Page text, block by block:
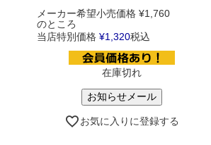
メーカー希望小売価格 ¥1,760
のところ
当店特別価格 ¥1,320税込
在庫切れ
お知らせメール
お気に入りに登録する